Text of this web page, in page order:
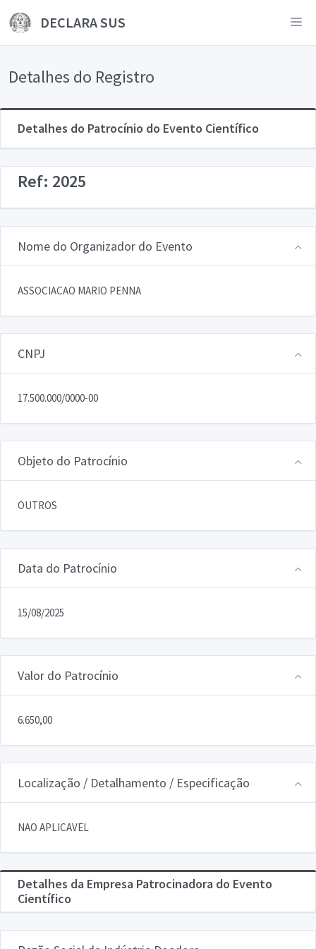
DECLARA SUS
Detalhes do Registro
Detalhes do Patrocínio do Evento Científico
Ref: 2025
Nome do Organizador do Evento
ASSOCIACAO MARIO PENNA
CNPJ
17.500.000/0000-00
Objeto do Patrocínio
OUTROS
Data do Patrocínio
15/08/2025
Valor do Patrocínio
6.650,00
Localização / Detalhamento / Especificação
NAO APLICAVEL
Detalhes da Empresa Patrocinadora do Evento
Científico